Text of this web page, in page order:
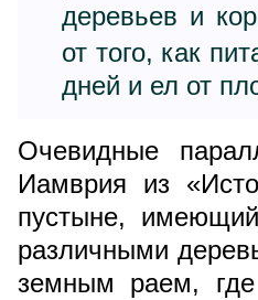
деревьев и
от того, как
дней и ел от
Очевидные
Иамврия из
пустыне,
различными
земным раем, где